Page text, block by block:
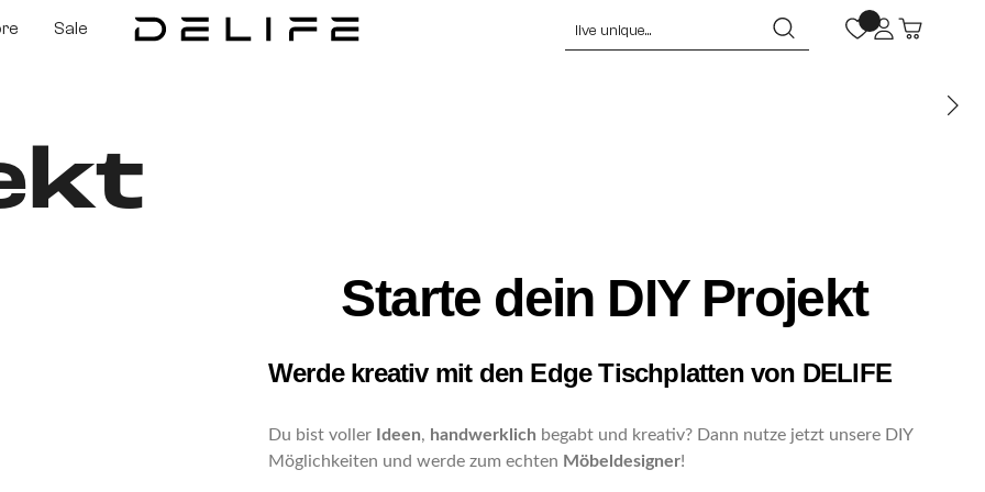
Sale
Starte dein DIY Projekt
Werde kreativ mit den Edge Tischplatten von DELIFE
Du bist voller Ideen, handwerklich begabt und kreativ? Dann nutze jetzt unsere DIY
Möglichkeiten und werde zum echten Möbeldesigner!